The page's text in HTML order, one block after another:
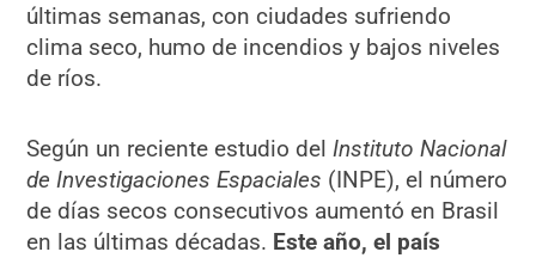
últimas semanas, con ciudades sufriendo
clima seco, humo de incendios y bajos niveles
de ríos.
Según un reciente estudio delInstituto Nacional
de Investigaciones Espaciales (INPE), el número
de días secos consecutivos aumentó en Brasil
en las últimas décadas. Este año, el país